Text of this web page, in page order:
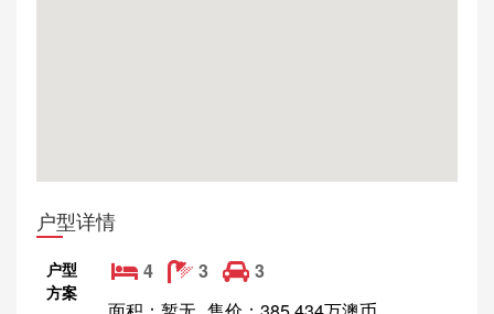
户型详情
户型
方案
4 3
3